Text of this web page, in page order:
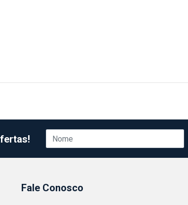
Fale Conosco